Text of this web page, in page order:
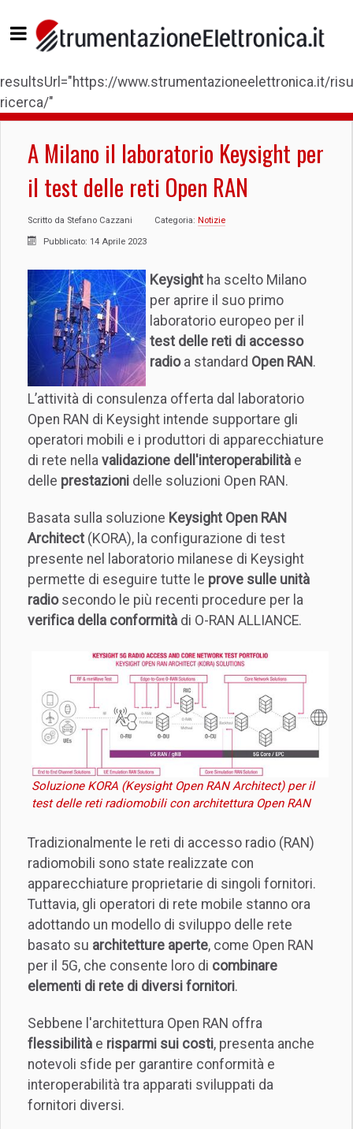
resultsUrl="https://www.strumentazioneelettronica.it/
ricerca/"
A Milano il laboratorio Keysight per
il test delle reti Open RAN
Scritto da Stefano Cazzani Categoria: Notizie
Pubblicato: 14 Aprile 2023
Keysight ha scelto Milano
per aprire il suo primo
laboratorio europeo per il
test delle reti di accesso
radioa standard Open RAN .
L’attività di consulenza offerta dal laboratorio
Open RAN di Keysight intende supportare gli
operatori mobili e i produttori di apparecchiature
di rete nella validazione dell'interoperabilità e
delle prestazioni delle soluzioni Open RAN.
Basata sulla soluzione Keysight Open RAN
Architect (KORA), la configurazione di test
presente nel laboratorio milanese di Keysight
permette di eseguire tutte le prove sulle unità
radiosecondo le più recenti procedure per la
verifica della conformità di O-RAN ALLIANCE.
Soluzione KORA (Keysight Open RAN Architect) per il
test delle reti radiomobili con architettura Open RAN
Tradizionalmente le reti di accesso radio (RAN)
radiomobili sono state realizzate con
apparecchiature proprietarie di singoli fornitori.
Tuttavia, gli operatori di rete mobile stanno ora
adottando un modello di sviluppo delle rete
basato su architetture aperte, come Open RAN
per il 5G, che consente loro di combinare
elementi di rete di diversi fornitori.
Sebbene l'architettura Open RAN offra
flessibilità e risparmi sui costi, presenta anche
notevoli sfide per garantire conformità e
interoperabilità tra apparati sviluppati da
fornitori diversi.